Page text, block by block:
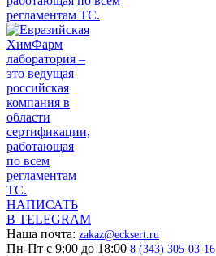
НАПИСАТЬ
В TELEGRAM
Наша почта: zakaz@ecksert.ru
Пн-Пт с 9:00 до 18:00 8 (343) 305-03-16